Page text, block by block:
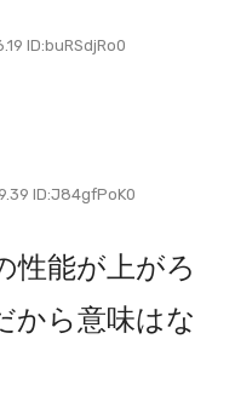
ID:buRSdjRo0
ID:J84gfPoK0
性能が上がろ
から意味はな